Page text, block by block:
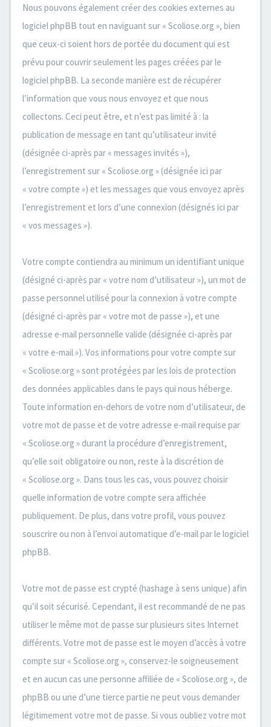
Nous pouvons également créer des cookies externes au
logiciel phpBB tout en naviguant sur « Scoliose.org », bien
que ceux-ci soient hors de portée du document qui est
prévu pour couvrir seulement les pages créées par le
logiciel phpBB. La seconde manière est de récupérer
l’information que vous nous envoyez et que nous
collectons. Ceci peut être, et n’est pas limité à : la
publication de message en tant qu’utilisateur invité
(désignée ci-après par « messages invités »),
l’enregistrement sur « Scoliose.org » (désignée ici par
« votre compte ») et les messages que vous envoyez après
l’enregistrement et lors d’une connexion (désignés ici par
« vos messages »).
Votre compte contiendra au minimum un identifiant unique
(désigné ci-après par « votre nom d’utilisateur »), un mot de
passe personnel utilisé pour la connexion à votre compte
(désigné ci-après par « votre mot de passe »), et une
adresse e-mail personnelle valide (désignée ci-après par
« votre e-mail »). Vos informations pour votre compte sur
« Scoliose.org » sont protégées par les lois de protection
des données applicables dans le pays qui nous héberge.
Toute information en-dehors de votre nom d’utilisateur, de
votre mot de passe et de votre adresse e-mail requise par
« Scoliose.org » durant la procédure d’enregistrement,
qu’elle soit obligatoire ou non, reste à la discrétion de
« Scoliose.org ». Dans tous les cas, vous pouvez choisir
quelle information de votre compte sera affichée
publiquement. De plus, dans votre profil, vous pouvez
souscrire ou non à l’envoi automatique d’e-mail par le logiciel
phpBB.
Votre mot de passe est crypté (hashage à sens unique) afin
qu’il soit sécurisé. Cependant, il est recommandé de ne pas
utiliser le même mot de passe sur plusieurs sites Internet
différents. Votre mot de passe est le moyen d’accès à votre
compte sur « Scoliose.org », conservez-le soigneusement
et en aucun cas une personne affiliée de « Scoliose.org », de
phpBB ou une d’une tierce partie ne peut vous demander
légitimement votre mot de passe. Si vous oubliez votre mot